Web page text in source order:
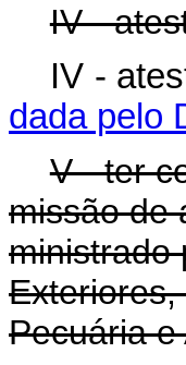
IV -
IV -
dada pelo
V - ter
missão de
ministrado
Pecuária